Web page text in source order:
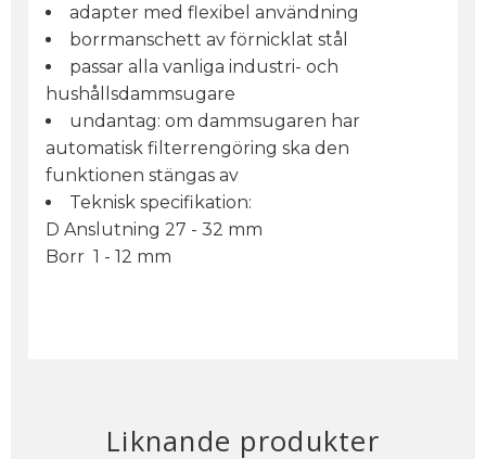
adapter med flexibel användning
borrmanschett av förnicklat stål
passar alla vanliga industri- och
hushållsdammsugare
undantag: om dammsugaren har
automatisk filterrengöring ska den
funktionen stängas av
Teknisk specifikation:
D Anslutning 27 - 32 mm
Borr 1 - 12 mm
Liknande produkter